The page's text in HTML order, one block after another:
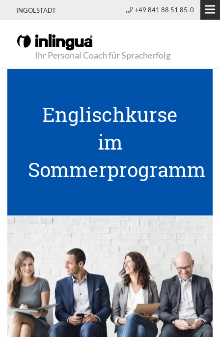
INGOLSTADT +49 841 88 51 85-0
Ihr Personal Coach für Spracherfolg
Englischkurse
im
Sommerprogramm